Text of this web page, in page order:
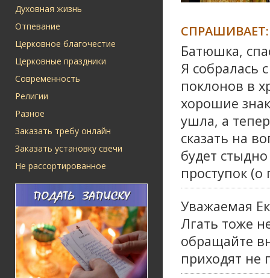
Духовная жизнь
Отпевание
Церковное благочестие
Церковные праздники
Современность
Религии
Разное
Заказать требу онлайн
Заказать установку свечи
Не рассортированное
СПРАШИВАЕТ:
Батюшка,
Я собралась
поклонов в
хорошие
ушла, а
сказать на
будет
проступок (о
Уважаемая
Лгать тоже
обращайте
приходят не